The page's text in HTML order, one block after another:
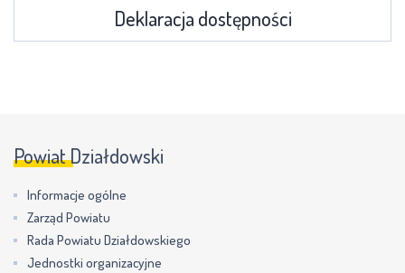
Deklaracja dostępności
Powiat Działdowski
Informacje ogólne
Zarząd Powiatu
Rada Powiatu Działdowskiego
Jednostki organizacyjne